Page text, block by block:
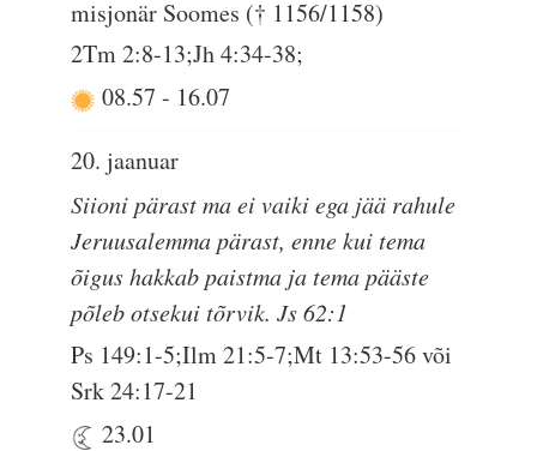
misjonär Soomes († 1156/1158)
2Tm 2:8-13;Jh 4:34-38;
08.57- 16.07
20. jaanuar
Siioni pärast ma ei vaiki ega jää rahule
Jeruusalemma pärast, enne kui tema
õigus hakkab paistma ja tema pääste
põleb otsekui tõrvik. Js 62:1
Ps 149:1-5;Ilm 21:5-7;Mt 13:53-56 või
Srk 24:17-21
23.01